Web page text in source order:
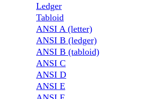
Ledger
Tabloid
ANSI A (letter)
ANSI B (ledger)
ANSI B (tabloid)
ANSI C
ANSI D
ANSI E